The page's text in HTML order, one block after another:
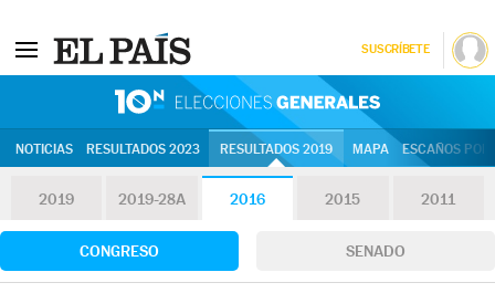
SUSCRÍBETE
NOTICIAS RESULTADOS 2023 RESULTADOS 2019 MAPA ESCAÑOS
2019 2019-28A 2016 2015 2011
CONGRESO SENADO